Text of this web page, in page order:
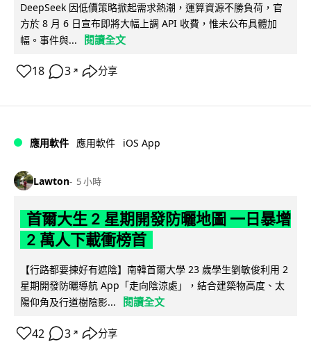
DeepSeek 因低價策略掀起需求熱潮，運算資源不勝負荷，官
方於 8 月 6 日宣布即將大幅上調 API 收費，惟未公布具體加
幅。事件與...
閱讀全文
18 3 ↗ 分享
應用軟件 應用軟件 iOS App
Lawton 5 小時
首爾大生 2 星期開發防曬地圖 一日暴增
2 萬人下載衝榜首
【行路都要揀好有遮陰】南韓首爾大學 23 歲學生劉敏俊利用 2
星期開發防曬導航 App「走向陰涼處」，結合建築物高度、太
陽仰角及行道樹陰影...
閱讀全文
42 3 ↗ 分享